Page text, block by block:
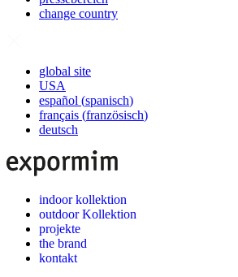
change country
global site
USA
español (spanisch)
français (französisch)
deutsch
indoor kollektion
outdoor Kollektion
projekte
the brand
kontakt